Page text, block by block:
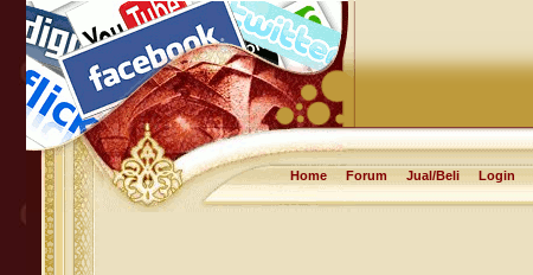
Home Forum Jual/Beli Login